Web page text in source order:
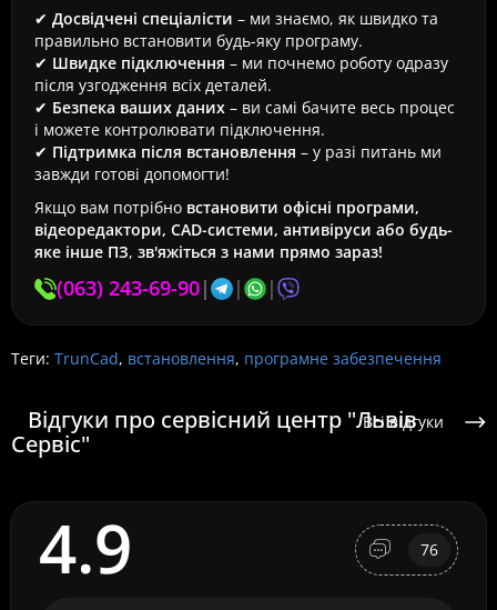
✔ Досвідчені спеціалісти – ми знаємо, як швидко та
правильно встановити будь-яку програму.
✔ Швидке підключення – ми почнемо роботу одразу
після узгодження всіх деталей.
✔ Безпека ваших даних – ви самі бачите весь процес
і можете контролювати підключення.
✔ Підтримка після встановлення – у разі питань ми
завжди готові допомогти!
Якщо вам потрібно встановити офісні програми,
відеоредактори, CAD-системи, антивіруси або будь-
яке інше ПЗ, зв'яжіться з нами прямо зараз!
(063) 243-69-90| | |
Теги: TrunCad, встановлення, програмне забезпечення
Відгуки про сервісний центр "Львів
Сервіс"
Всі відгуки
4.9 76